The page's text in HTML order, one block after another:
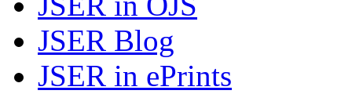
JSER Blog
JSER in ePrints